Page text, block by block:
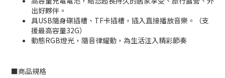
出好夥伴。
具USB隨身碟插槽、TF卡插槽，插入直接播放音樂。（支
援最高容量32G）
動態RGB燈光，隨音律耀動，為生活注入精彩節奏
■商品規格